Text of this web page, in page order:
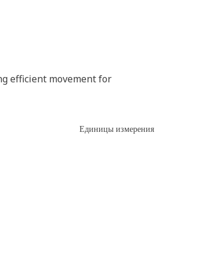
efficient movement for
Единицы измерения